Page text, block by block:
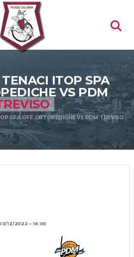
ITOP SPA
VS PDM
SPA OFF.ORTOPEDICHE VS PDM TREVISO
12/2022 16:00